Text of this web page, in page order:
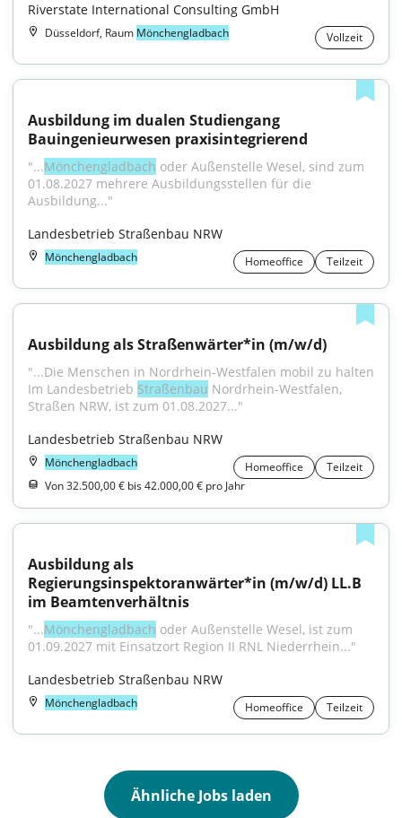
Riverstate International Consulting GmbH
Düsseldorf, Raum Mönchengladbach Vollzeit
Ausbildung im dualen Studiengang
Bauingenieurwesen praxisintegrierend
"...Mönchengladbach oder Außenstelle Wesel, sind zum
01.08.2027 mehrere Ausbildungsstellen für die
Ausbildung..."
Landesbetrieb Straßenbau NRW
Mönchengladbach Homeoffice Teilzeit
Ausbildung als Straßenwärter*in (m/w/d)
"...Die Menschen in Nordrhein-Westfalen mobil zu halten
Im Landesbetrieb Straßenbau Nordrhein-Westfalen,
Straßen NRW, ist zum 01.08.2027..."
Landesbetrieb Straßenbau NRW
Mönchengladbach Homeoffice
Teilzeit
Von 32.500,00 € bis 42.000,00 € pro Jahr
Ausbildung als
Regierungsinspektoranwärter*in (m/w/d) LL.B
im Beamtenverhältnis
"...Mönchengladbach oder Außenstelle Wesel, ist zum
01.09.2027 mit Einsatzort Region II RNL Niederrhein..."
Landesbetrieb Straßenbau NRW
Mönchengladbach Homeoffice Teilzeit
Ähnliche Jobs laden